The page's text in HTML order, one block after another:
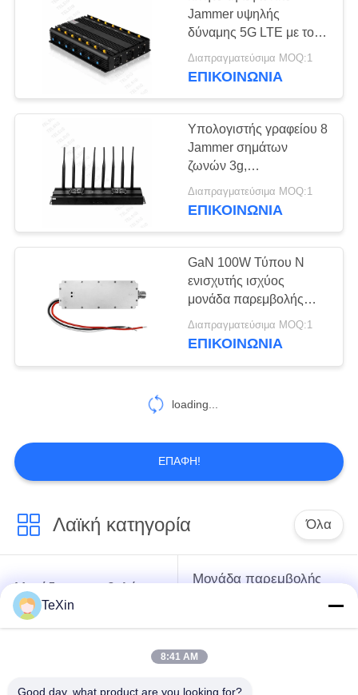
Jammer υψηλής
δύναμης 5G LTE με το
κράμα Marterial
Alluminum 14 κεραιών
Διαπραγματεύσιμα MOQ:1
ΕΠΙΚΟΙΝΩΝΊΑ
Υπολογιστής γραφείου 8
Jammer σημάτων
ζωνών 3g,
προσαρμοσμένο
Jammer σημάτων
Διαπραγματεύσιμα MOQ:1
ΕΠΙΚΟΙΝΩΝΊΑ
GaN 100W Τύπου Ν
ενισχυτής ισχύος
μονάδα παρεμβολής
ασύρματου σήματος
drone
Διαπραγματεύσιμα MOQ:1
ΕΠΙΚΟΙΝΩΝΊΑ
loading...
ΕΠΑΦΉ!
Λαϊκή κατηγορία Όλα
Μονάδα παρεμβολής
σήματος
Μονάδα παρεμβολής
ενισχυτής δύναμης
TeXin
8:41 AM
Good day, what product are you looking for?